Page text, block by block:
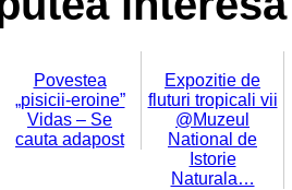
Povestea
„pisicii-eroine”
Vidas – Se
cauta adapost
Expozitie de
fluturi tropicali vii
@Muzeul
National de
Istorie
Naturala…